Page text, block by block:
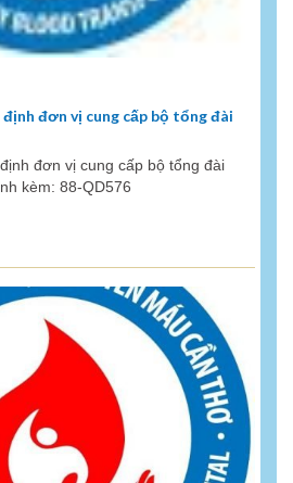
đơn vị cung cấp bộ tổng đài
đơn vị cung cấp bộ tổng đài
kèm: 88-QD576